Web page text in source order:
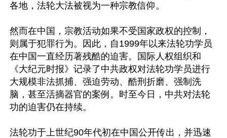
各地，法轮大法被视为一种宗教信仰。
然而在中国，宗教活动如果不受国家政权的控制，
则属于犯罪行为。因此，自1999年以来法轮功学员
在中国一直经历著残酷的迫害。国际人权组织和
《大纪元时报》记录了中共政权对法轮功学员进行
大规模非法抓捕、强迫劳动、酷刑折磨、强制洗
脑，甚至活摘器官的案例。时至今日，中共对法轮
功的迫害仍在持续。
法轮功于上世纪90年代初在中国公开传出，并迅速